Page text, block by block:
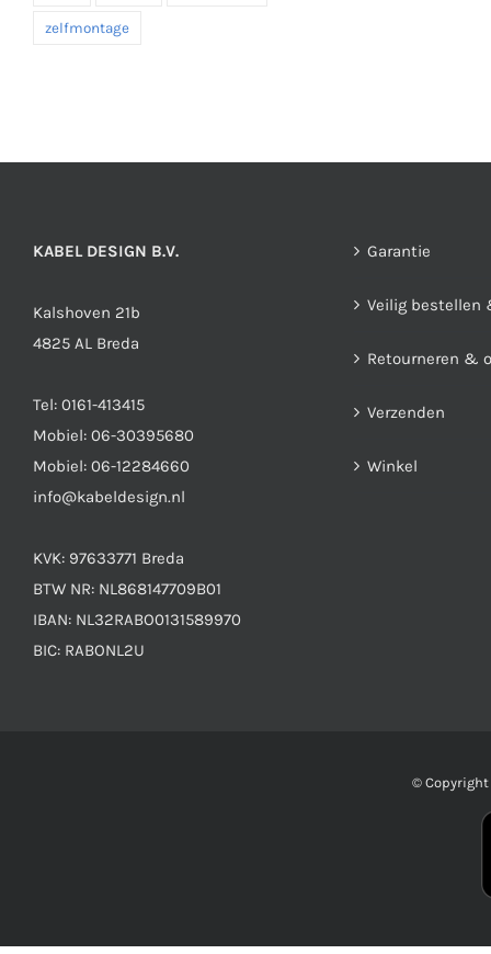
zelfmontage
KABEL DESIGN B.V.
Kalshoven 21b
4825 AL Breda
Tel: 0161-413415
Mobiel: 06-30395680
Mobiel: 06-12284660
info@kabeldesign.nl
KVK: 97633771 Breda
BTW NR: NL868147709B01
IBAN: NL32RABO0131589970
BIC: RABONL2U
Garantie
Veilig bestellen
Retourneren &
Verzenden
Winkel
© Copyright